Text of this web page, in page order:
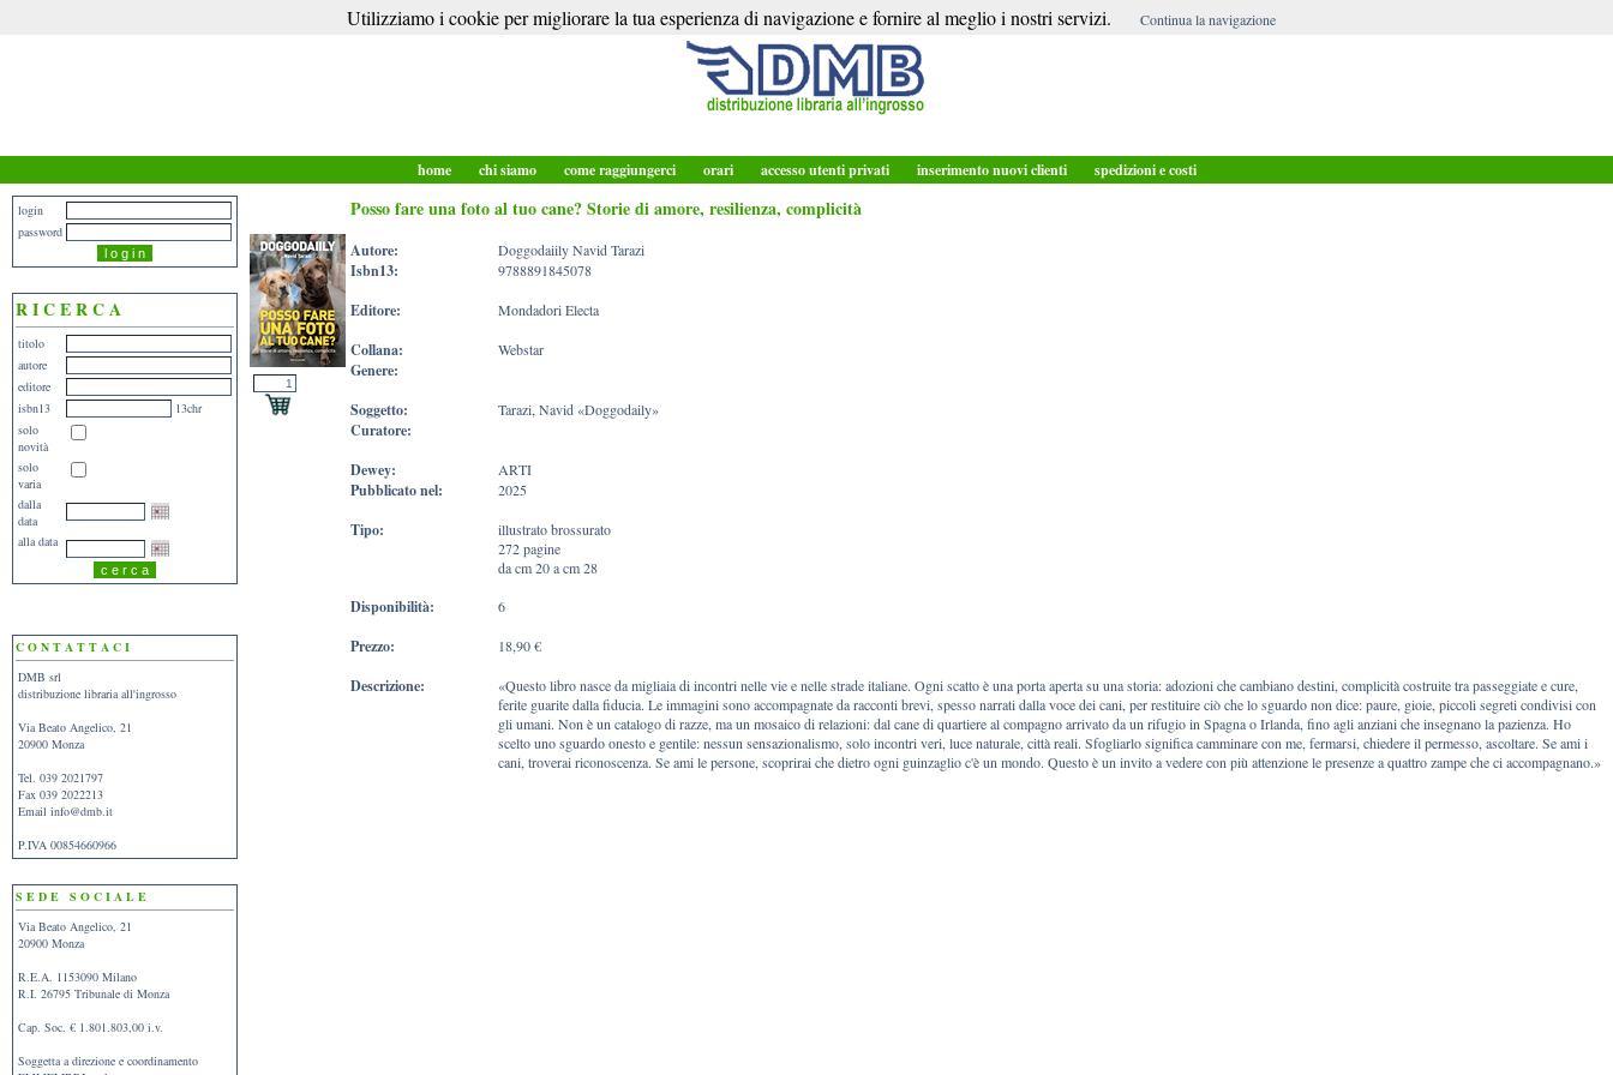
home chi siamo come raggiungerci orari accesso utenti privati inserimento nuovi clienti spedizioni e costi
login
password
R I C E R C A
titolo
autore
editore
isbn13
13chr
solo
novità
solo
varia
dalla
data
alla data
C O N T A T T A C I
DMB srl
distribuzione libraria all'ingrosso
Via Beato Angelico, 21
20900 Monza
Tel. 039 2021797
Fax 039 2022213
Email info@dmb.it
P.IVA 00854660966
S E D E S O C I A L E
Via Beato Angelico, 21
20900 Monza
R.E.A. 1153090 Milano
R.I. 26795 Tribunale di Monza
Cap. Soc. € 1.801.803,00 i.v.
Soggetta a direzione e coordinamento
Posso fare una foto al tuo cane? Storie di amore, resilienza, complicità
Autore: Doggodaiily Navid Tarazi
Isbn13: 9788891845078
Editore: Mondadori Electa
Collana: Webstar
Genere:
Soggetto:
Tarazi, Navid «Doggodaily»
Curatore:
Dewey:
ARTI
Pubblicato nel: 2025
Tipo:
illustrato brossurato
272 pagine
da cm 20 a cm 28
Disponibilità: 6
Prezzo: 18,90 €
Descrizione:
«Questo libro nasce da migliaia di incontri nelle vie e nelle strade italiane. Ogni scatto è una porta aperta su una storia: adozioni che cambiano destini, complicità costruite tra passeggiate e cure,
ferite guarite dalla fiducia. Le immagini sono accompagnate da racconti brevi, spesso narrati dalla voce dei cani, per restituire ciò che lo sguardo non dice: paure, gioie, piccoli segreti condivisi con
gli umani. Non è un catalogo di razze, ma un mosaico di relazioni: dal cane di quartiere al compagno arrivato da un rifugio in Spagna o Irlanda, fino agli anziani che insegnano la pazienza. Ho
scelto uno sguardo onesto e gentile: nessun sensazionalismo, solo incontri veri, luce naturale, città reali. Sfogliarlo significa camminare con me, fermarsi, chiedere il permesso, ascoltare. Se ami i
cani, troverai riconoscenza. Se ami le persone, scoprirai che dietro ogni guinzaglio c'è un mondo. Questo è un invito a vedere con più attenzione le presenze a quattro zampe che ci accompagnano.»
Utilizziamo i cookie per migliorare la tua esperienza di navigazione e fornire al meglio i nostri servizi. Continua la navigazione